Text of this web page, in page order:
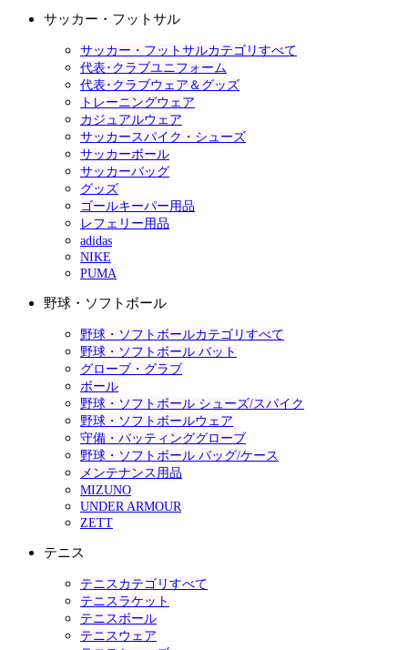
サッカー・フットサル
サッカー・フットサルカテゴリすべて
代表･クラブユニフォーム
代表･クラブウェア＆グッズ
トレーニングウェア
カジュアルウェア
サッカースパイク・シューズ
サッカーボール
サッカーバッグ
グッズ
ゴールキーパー用品
レフェリー用品
adidas
NIKE
PUMA
野球・ソフトボール
野球・ソフトボールカテゴリすべて
野球・ソフトボール バット
グローブ・グラブ
ボール
野球・ソフトボール シューズ/スパイク
野球・ソフトボールウェア
守備・バッティンググローブ
野球・ソフトボール バッグ/ケース
メンテナンス用品
MIZUNO
UNDER ARMOUR
ZETT
テニス
テニスカテゴリすべて
テニスラケット
テニスボール
テニスウェア